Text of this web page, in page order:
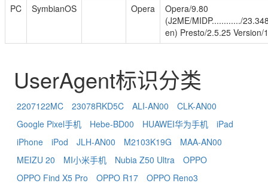
PC
SymbianOS Opera
Opera/9.80
(J2ME/MIDP............/
en) Presto/2.5.25 Version/
UserAgent标识分类
2207122MC 23078RKD5C ALI-AN00
CLK-AN00
Google Pixel手机
Hebe-BD00 HUAWEI华为手机
iPad
iPhone
iPod JLH-AN00 M2103K19G
MAA-AN00
MEIZU 20
MI小米手机 Nubia Z50 Ultra
OPPO
OPPO Find X5 Pro
OPPO R17
OPPO Reno3